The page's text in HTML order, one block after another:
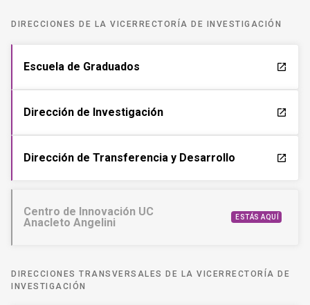
DIRECCIONES DE LA VICERRECTORÍA DE INVESTIGACIÓN
Escuela de Graduados launch
Dirección de Investigación launch
Dirección de Transferencia y Desarrollo launch
Centro de Innovación UC
Anacleto Angelini
ESTÁS AQUÍ
DIRECCIONES TRANSVERSALES DE LA VICERRECTORÍA DE
INVESTIGACIÓN